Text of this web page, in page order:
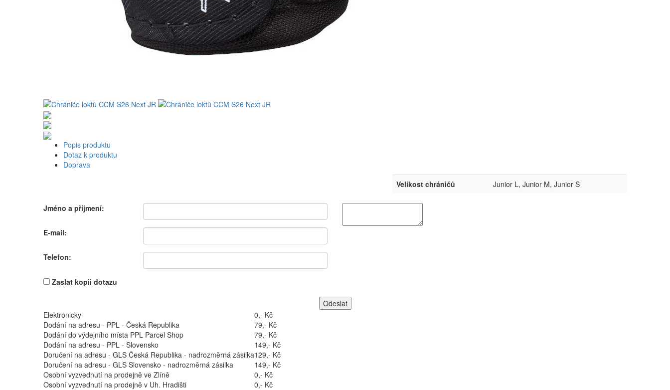
Popis produktu
Dotaz k produktu
Doprava
Velikost chráničů
Junior L, Junior M, Junior S
Jméno a příjmení:
E-mail:
Telefon:
Zaslat kopii dotazu
Elektronicky
0,- Kč
Dodání na adresu - PPL - Česká Republika
79,- Kč
Dodání do výdejního místa PPL Parcel Shop
79,- Kč
Dodání na adresu - PPL - Slovensko
149,- Kč
Doručení na adresu - GLS Česká Republika - nadrozměrná zásilka129,- Kč
Doručení na adresu - GLS Slovensko - nadrozměrná zásilka
149,- Kč
Osobní vyzvednutí na prodejně ve Zlíně
0,- Kč
Osobní vyzvednutí na prodejně v Uh. Hradišti
0,- Kč